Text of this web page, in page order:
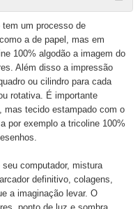
um processo de
a de papel, mas em
100% algodão a imagem do
Além disso a impressão
ou cilindro para cada
rotativa. É importante
mas tecido estampado com o
por exemplo a tricoline 100%
computador, mistura
definitivo, colagens,
a imaginação levar. O